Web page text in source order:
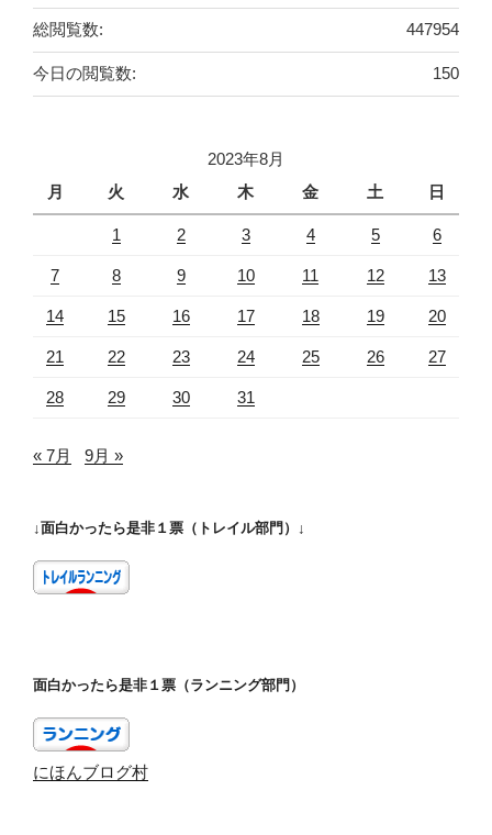
447954
総閲覧数:
150
今日の閲覧数:
2023年8月
月
火 水 木 金 土 日
1 2 3 4 5 6
7 8 9 10 11 12 13
14 15 16 17 18 19 20
21 22 23 24 25 26 27
28 29 30 31
« 7月 9月 »
↓面白かったら是非１票（トレイル部門）↓
面白かったら是非１票（ランニング部門）
にほんブログ村